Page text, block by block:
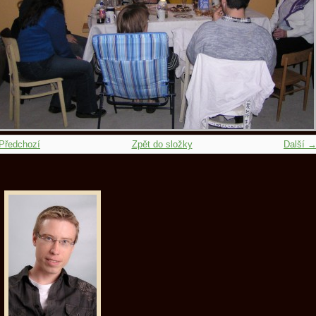
Další →
Zpět do složky